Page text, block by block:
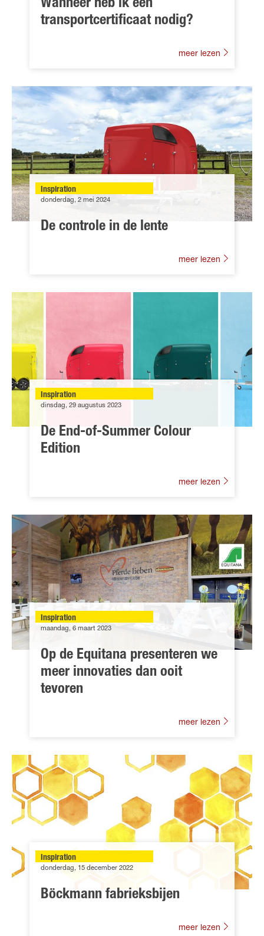
Wanneer heb ik een
transportcertificaat nodig?
meer lezen
Inspiration
donderdag, 2 mei 2024
De controle in de lente
meer lezen
Inspiration
dinsdag, 29 augustus 2023
De End-of-Summer Colour
Edition
meer lezen
Inspiration
maandag, 6 maart 2023
Op de Equitana presenteren we
meer innovaties dan ooit
tevoren
meer lezen
Inspiration
donderdag, 15 december 2022
Böckmann fabrieksbijen
meer lezen